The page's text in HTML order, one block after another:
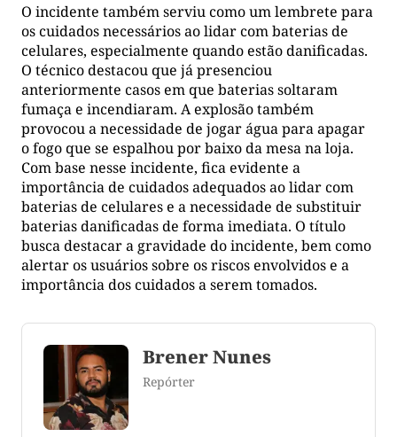
O incidente também serviu como um lembrete para
os cuidados necessários ao lidar com baterias de
celulares, especialmente quando estão danificadas.
O técnico destacou que já presenciou
anteriormente casos em que baterias soltaram
fumaça e incendiaram. A explosão também
provocou a necessidade de jogar água para apagar
o fogo que se espalhou por baixo da mesa na loja.
Com base nesse incidente, fica evidente a
importância de cuidados adequados ao lidar com
baterias de celulares e a necessidade de substituir
baterias danificadas de forma imediata. O título
busca destacar a gravidade do incidente, bem como
alertar os usuários sobre os riscos envolvidos e a
importância dos cuidados a serem tomados.
Brener Nunes
Repórter